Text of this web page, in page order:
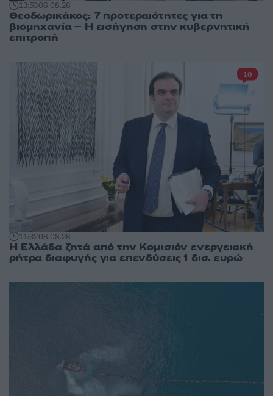
13:5306.08.26
Θεοδωρικάκος: 7 προτεραιότητες για τη
βιομηχανία – Η εισήγηση στην κυβερνητική
επιτροπή
11:3206.08.26
Η Ελλάδα ζητά από την Κομισιόν ενεργειακή
ρήτρα διαφυγής για επενδύσεις 1 δισ. ευρώ
10